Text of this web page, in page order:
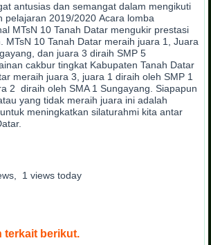
antusias dan semangat dalam mengikuti
pelajaran 2019/2020 Acara lomba
MTsN 10 Tanah Datar mengukir prestasi
MTsN 10 Tanah Datar meraih juara 1, Juara
dan juara 3 diraih SMP 5
cakbur tingkat Kabupaten Tanah Datar
meraih juara 3, juara 1 diraih oleh SMP 1
2 diraih oleh SMA 1 Sungayang. Siapapun
yang tidak meraih juara ini adalah
meningkatkan silaturahmi kita antar
1 views today
terkait berikut.